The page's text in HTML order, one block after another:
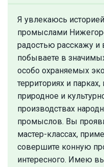
Я увлекаюсь
промыслами
радостью расскажу
побываете в
особо охраняемых
территориях и
природное и
производствах
промыслов. Вы
мастер-классах,
совершите конную
интересного. Имею